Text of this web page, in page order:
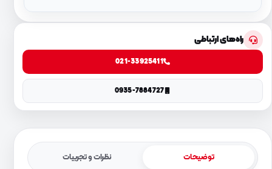
راه‌های ارتباطی
021-33925411
0935-7884727
توضیحات نظرات و تجربیات